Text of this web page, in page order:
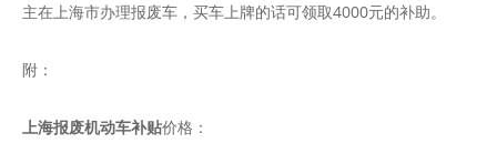
主在上海市办理报废车，买车上牌的话可领取4000元的补助。
附：
上海报废机动车补贴价格：